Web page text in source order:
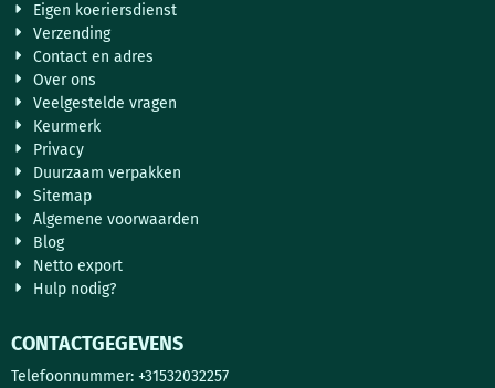
Eigen koeriersdienst
Verzending
Contact en adres
Over ons
Veelgestelde vragen
Keurmerk
Privacy
Duurzaam verpakken
Sitemap
Algemene voorwaarden
Blog
Netto export
Hulp nodig?
CONTACTGEGEVENS
Telefoonnummer: +31532032257